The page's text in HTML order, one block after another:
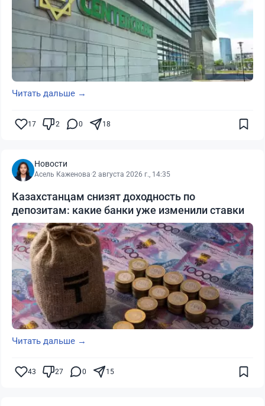
Читать дальше →
17 2 0 18
Новости
Асель Каженова·2 августа 2026 г., 14:35
Казахстанцам снизят доходность по
депозитам: какие банки уже изменили ставки
Читать дальше →
43 27 0 15